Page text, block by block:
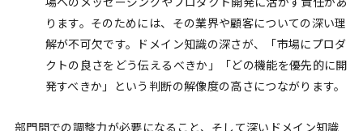
ります。そのためには、その業界や顧客についての深い理
解が不可欠です。ドメイン知識の深さが、「市場にプロダ
クトの良さをどう伝えるべきか」「どの機能を優先的に開
発すべきか」という判断の解像度の高さにつながります。
部門間での調整力が必要になること、そして深いドメイン知識